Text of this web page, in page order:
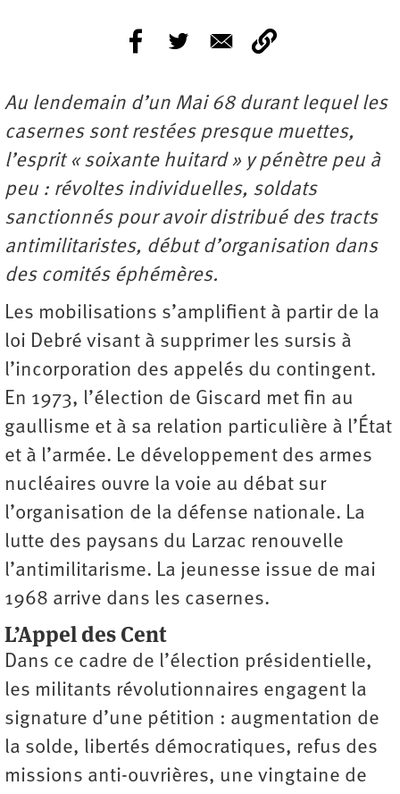
Au lendemain d’un Mai 68 durant lequel les
casernes sont restées presque muettes,
l’esprit « soixante huitard » y pénètre peu à
peu : révoltes individuelles, soldats
sanctionnés pour avoir distribué des tracts
antimilitaristes, début d’organisation dans
des comités éphémères.
Les mobilisations s’amplifient à partir de la
loi Debré visant à supprimer les sursis à
l’incorporation des appelés du contingent.
En 1973, l’élection de Giscard met fin au
gaullisme et à sa relation particulière à l’État
et à l’armée. Le développement des armes
nucléaires ouvre la voie au débat sur
l’organisation de la défense nationale. La
lutte des paysans du Larzac renouvelle
l’antimilitarisme. La jeunesse issue de mai
1968 arrive dans les casernes.
L’Appel des Cent
Dans ce cadre de l’élection présidentielle,
les militants révolutionnaires engagent la
signature d’une pétition : augmentation de
la solde, libertés démocratiques, refus des
missions anti-ouvrières, une vingtaine de